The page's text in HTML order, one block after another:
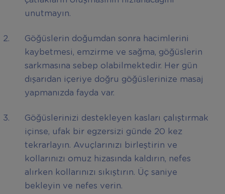
unutmayın.
Göğüslerin doğumdan sonra hacimlerini
kaybetmesi, emzirme ve sağma, göğüslerin
sarkmasına sebep olabilmektedir. Her gün
dışarıdan içeriye doğru göğüslerinize masaj
yapmanızda fayda var.
Göğüslerinizi destekleyen kasları çalıştırmak
içinse, ufak bir egzersizi günde 20 kez
tekrarlayın. Avuçlarınızı birleştirin ve
kollarınızı omuz hizasında kaldırın, nefes
alırken kollarınızı sıkıştırın. Üç saniye
bekleyin ve nefes verin.